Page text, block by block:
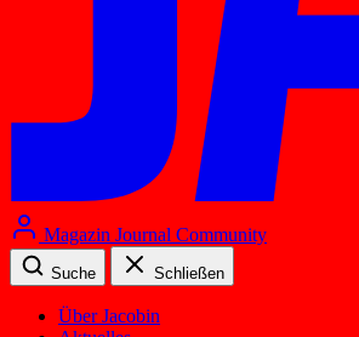
Magazin Journal Community
Suche Schließen
Über Jacobin